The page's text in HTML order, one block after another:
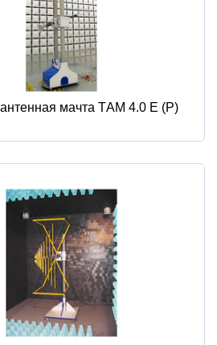
мачта ТAM 4.0 Е (Р)